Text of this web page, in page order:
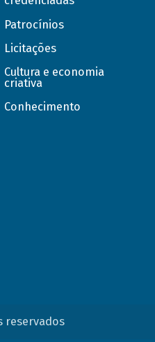
Patrocínios
Licitações
Cultura e economia
criativa
Conhecimento
reservados